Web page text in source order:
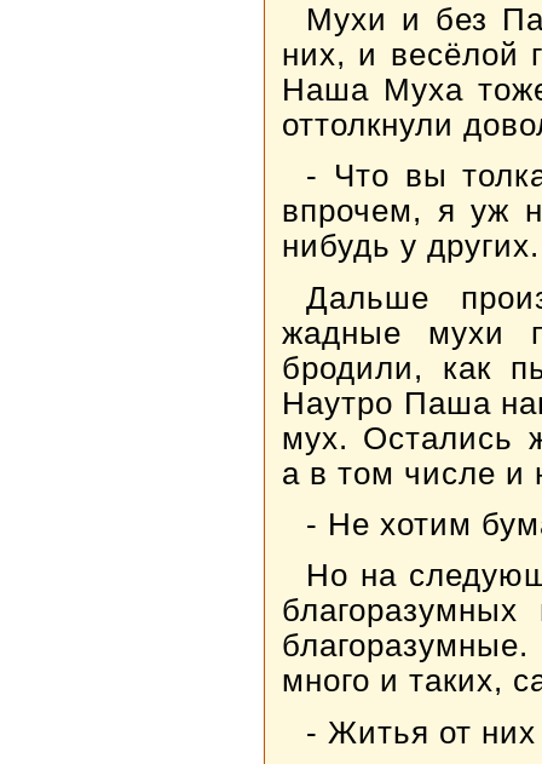
Мухи и без
них, и весёлой
Наша Муха
оттолкнули
- Что вы
впрочем, я уж
нибудь у
Дальше
жадные мухи
бродили, как
Наутро Паша
мух. Остались
а в том числе
- Не хотим
Но на
много и таких,
- Житья от